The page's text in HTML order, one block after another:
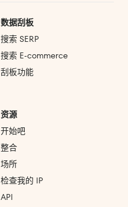
数据刮板
搜索 SERP
搜索 E‑commerce
刮板功能
资源
开始吧
整合
场所
检查我的 IP
API